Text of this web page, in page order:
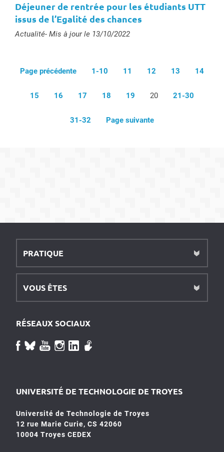
Déjeuner de rentrée pour les étudiants UTT
issus de l’Egalité des chances
Type :
Actualité- Mis à jour le 13/10/2022
Page précédente 1-10 11 12 13 14
15 16 17 18 19 20 21-30
31-32 Page suivante
PRATIQUE
VOUS ÊTES
RÉSEAUX SOCIAUX
UNIVERSITÉ DE TECHNOLOGIE DE TROYES
Université de Technologie de Troyes
12 rue Marie Curie, CS 42060
10004 Troyes CEDEX